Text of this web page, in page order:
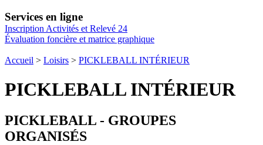
Services en ligne
Inscription Activités et Relevé 24
Évaluation foncière et matrice graphique
Accueil > Loisirs > PICKLEBALL INTÉRIEUR
PICKLEBALL INTÉRIEUR
PICKLEBALL - GROUPES
ORGANISÉS